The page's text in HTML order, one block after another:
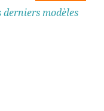
derniers modèles